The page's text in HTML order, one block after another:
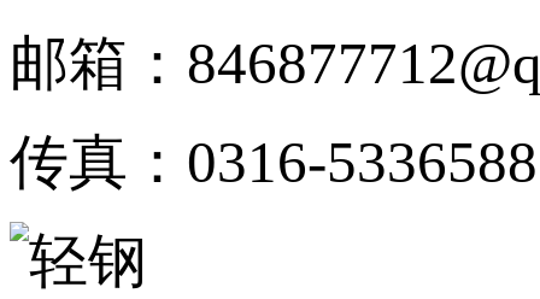
邮箱：
传真：0316-5336588